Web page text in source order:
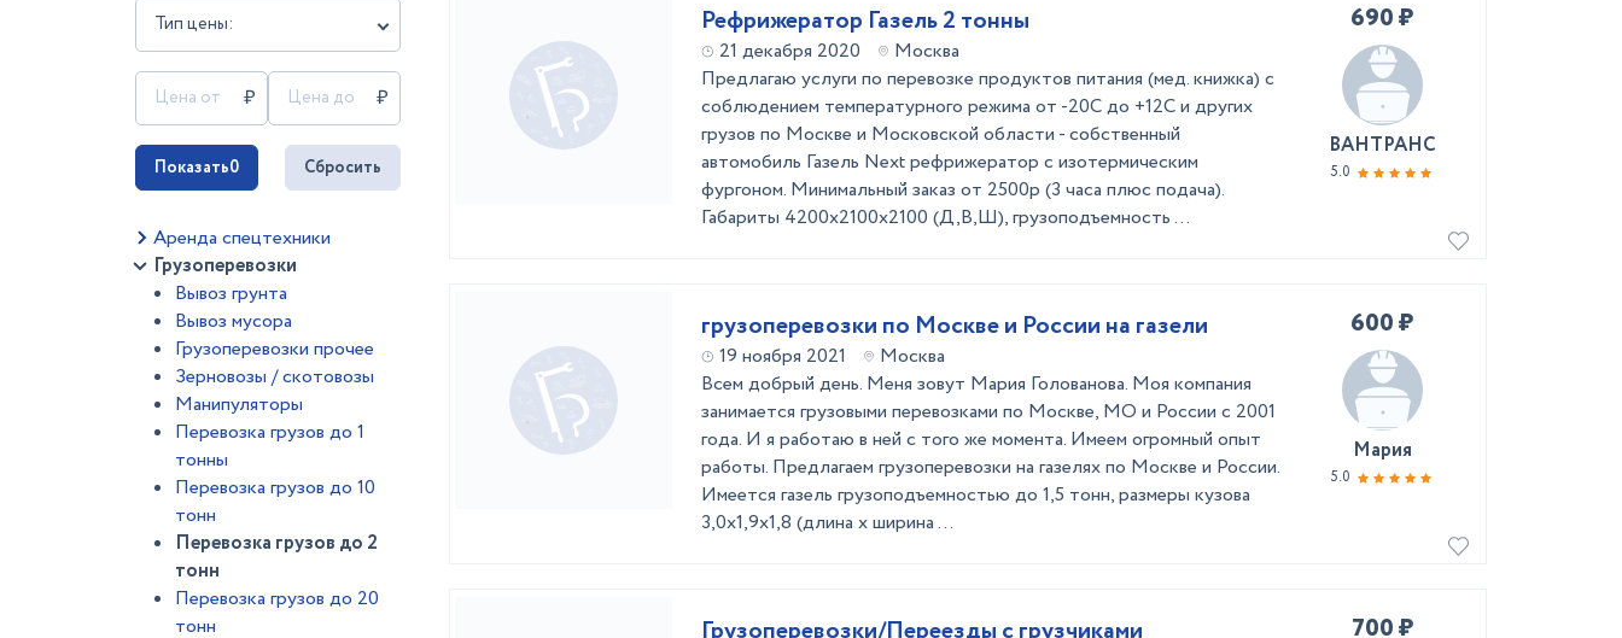
Тип цены:
Показать0 Сбросить
Аренда спецтехники
Грузоперевозки
Вывоз грунта
Вывоз мусора
Грузоперевозки прочее
Зерновозы / скотовозы
Манипуляторы
Перевозка грузов до 1
тонны
Перевозка грузов до 10
тонн
Перевозка грузов до 2
тонн
Перевозка грузов до 20
тонн
Рефрижератор Газель 2 тонны
21 декабря 2020
Москва
Предлагаю услуги по перевозке продуктов питания (мед. книжка) с
соблюдением температурного режима от -20С до +12С и другиx
грузов по Москве и Московской области - собственный
автомобиль Газель Next рефрижератор с изотермическим
фургоном. Минимальный заказ от 2500р (3 часа плюс подача).
Габариты 4200x2100x2100 (Д,В,Ш), грузоподъемность ...
690 ₽
ВАНТРАНС
5.0
грузоперевозки по Москве и России на газели
19 ноября 2021
Москва
Всем добрый день. Меня зовут Мария Голованова. Моя компания
занимается грузовыми перевозками по Москве, МО и России с 2001
года. И я работаю в ней с того же момента. Имеем огромный опыт
работы. Предлагаем грузоперевозки на газелях по Москве и России.
Имеется газель грузоподъемностью до 1,5 тонн, размеры кузова
3,0х1,9х1,8 (длина х ширина ...
600 ₽
Мария
5.0
700 ₽